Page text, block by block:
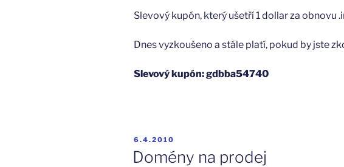
Slevový kupón, který ušetří 1 dollar za
Dnes vyzkoušeno a stále platí, pokud by jste
Slevový kupón: gdbba54740
PUBLIKOVÁNO
6.4.2010
Domény na prodej